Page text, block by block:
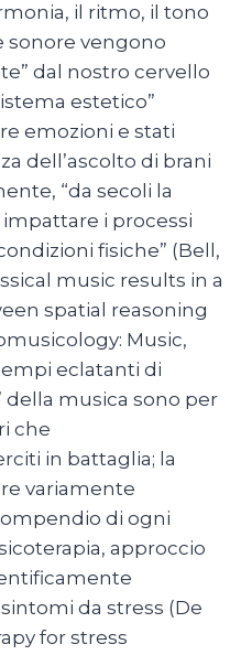
il ritmo, il tono
sonore vengono
dal nostro cervello
estetico”
emozioni e stati
dell’ascolto di brani
“da secoli la
i processi
fisiche” (Bell,
music results in a
spatial reasoning
Music,
eclatanti di
della musica sono per
che
in battaglia; la
variamente
di ogni
approccio
da stress (De
for stress